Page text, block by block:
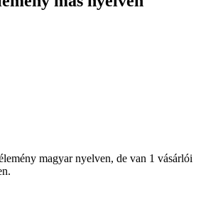
magyar nyelven, de van 1 vásárlói